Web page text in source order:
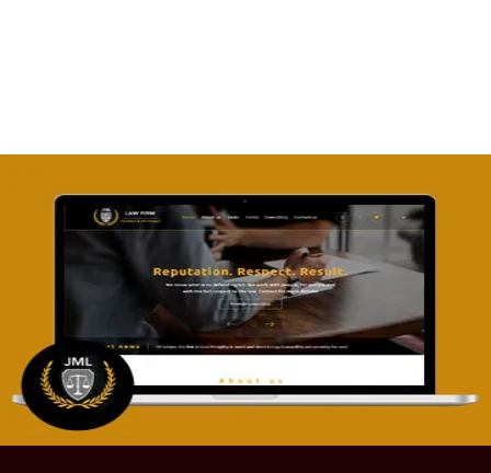
تصميم موقع آل جبار والمزارقة للمحاماة
التفاصيل